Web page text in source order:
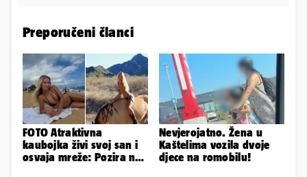
Preporučeni članci
FOTO Atraktivna
kaubojka živi svoj san i
osvaja mreže: Pozira na
Nevjerojatno. Žena u
Kaštelima vozila dvoje
djece na romobilu!